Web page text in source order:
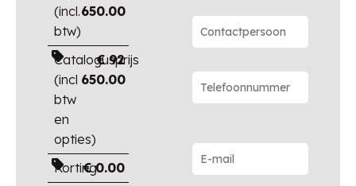
(incl.
btw)
650.00
Catalogusprijs
(incl
btw
en
opties)
€92
650.00
Korting
€0.00